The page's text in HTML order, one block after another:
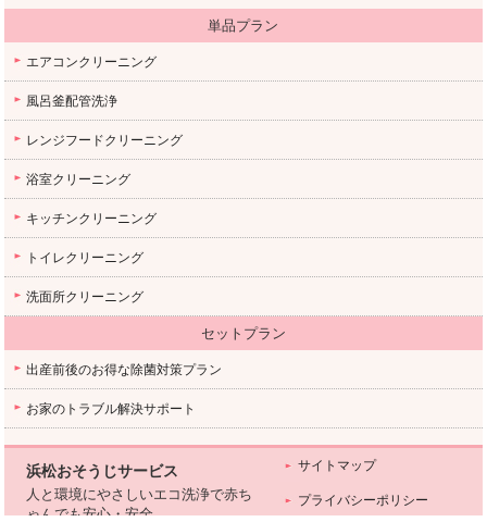
単品プラン
エアコンクリーニング
風呂釜配管洗浄
レンジフードクリーニング
浴室クリーニング
キッチンクリーニング
トイレクリーニング
洗面所クリーニング
セットプラン
出産前後のお得な除菌対策プラン
お家のトラブル解決サポート
浜松おそうじサービス
人と環境にやさしいエコ洗浄で赤ち
ゃんでも安心・安全
サイトマップ
プライバシーポリシー